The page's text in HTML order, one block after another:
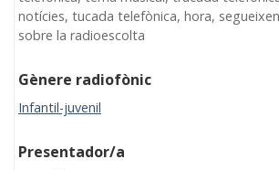
notícies, tucada telefònica, hora,
sobre la radioescolta
Gènere radiofònic
Infantil-juvenil
Presentador/a